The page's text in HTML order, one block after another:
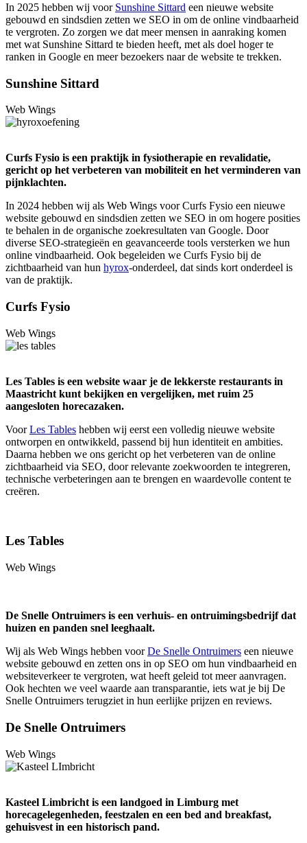
In 2025 hebben wij voor Sunshine Sittard een nieuwe website
gebouwd en sindsdien zetten we SEO in om de online vindbaarheid
te vergroten. Zo zorgen we dat meer mensen in aanraking komen
met wat Sunshine Sittard te bieden heeft, met als doel hoger te
ranken in Google en meer bezoekers naar de website te trekken.
Sunshine Sittard
Web Wings
Curfs Fysio is een praktijk in fysiotherapie en revalidatie,
gericht op het verbeteren van mobiliteit en het verminderen van
pijnklachten.
In 2024 hebben wij als Web Wings voor Curfs Fysio een nieuwe
website gebouwd en sindsdien zetten we SEO in om hogere posities
te behalen in de organische zoekresultaten van Google. Door
diverse SEO-strategieën en geavanceerde tools versterken we hun
online vindbaarheid. Ook begeleiden we Curfs Fysio bij de
zichtbaarheid van hun hyrox-onderdeel, dat sinds kort onderdeel is
van de praktijk.
Curfs Fysio
Web Wings
Les Tables is een website waar je de lekkerste restaurants in
Maastricht kunt bekijken en vergelijken, met ruim 25
aangesloten horecazaken.
VoorLes Tables hebben wij eerst een volledig nieuwe website
ontworpen en ontwikkeld, passend bij hun identiteit en ambities.
Daarna hebben we ons gericht op het verbeteren van de online
zichtbaarheid via SEO, door relevante zoekwoorden te integreren,
technische verbeteringen aan te brengen en waardevolle content te
creëren.
Les Tables
Web Wings
De Snelle Ontruimers is een verhuis- en ontruimingsbedrijf dat
huizen en panden snel leeghaalt.
Wij als Web Wings hebben voorDe Snelle Ontruimers een nieuwe
website gebouwd en zetten ons in op SEO om hun vindbaarheid en
websiteverkeer te vergroten, wat heeft geleid tot meer aanvragen.
Ook hechten we veel waarde aan transparantie, iets wat je bij De
Snelle Ontruimers terugziet in hun eerlijke prijzen en reviews.
De Snelle Ontruimers
Web Wings
Kasteel Limbricht is een landgoed in Limburg met
horecagelegenheden, feestzalen en een bed and breakfast,
gehuisvest in een historisch pand.